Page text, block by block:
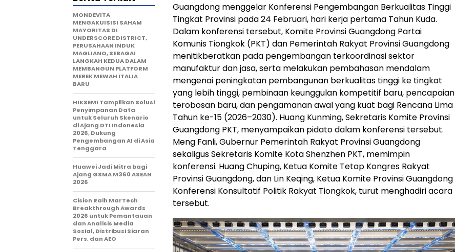
Guangdong menggelar Konferensi Pengembangan Berkualitas Tinggi
Tingkat Provinsi pada 24 Februari, hari kerja pertama Tahun Kuda.
Dalam konferensi tersebut, Komite Provinsi Guangdong Partai
Komunis Tiongkok (PKT) dan Pemerintah Rakyat Provinsi Guangdong
menitikberatkan pada pengembangan terkoordinasi sektor
manufaktur dan jasa, serta melakukan pembahasan mendalam
mengenai peningkatan pembangunan berkualitas tinggi ke tingkat
yang lebih tinggi, pembinaan keunggulan kompetitif baru, pencapaian
terobosan baru, dan pengamanan awal yang kuat bagi Rencana Lima
Tahun ke-15 (2026–2030). Huang Kunming, Sekretaris Komite Provinsi
Guangdong PKT, menyampaikan pidato dalam konferensi tersebut.
Meng Fanli, Gubernur Pemerintah Rakyat Provinsi Guangdong
sekaligus Sekretaris Komite Kota Shenzhen PKT, memimpin
konferensi. Huang Chuping, Ketua Komite Tetap Kongres Rakyat
Provinsi Guangdong, dan Lin Keqing, Ketua Komite Provinsi Guangdong
Konferensi Konsultatif Politik Rakyat Tiongkok, turut menghadiri acara
tersebut.
MONDEVITA
MENGAKUISISI SAHAM
MAYORITAS DI
UNDERSCORE DISTRICT,
PERUSAHAAN INDUK
MAGLIANO, SEBAGAI
LANGKAH KEDUA DALAM
MEMBANGUN PLATFORM
MEREK MEWAH ITALIA
BARU
HIKSEMI Tampilkan Solusi
Penyimpanan Data
untuk Seluruh Skenario
di Ajang DTI Indonesia
2026, Dukung
Pengembangan AI di Asia
Tenggara
Huawei Jadi Mitra bagi
Ajang GSMA M360 ASEAN
2026
Cision Raih MarTech
Breakthrough Awards
2026 untuk Pemantauan
dan Analisis Media
Sosial, Distribusi Siaran
Pers, dan AEO